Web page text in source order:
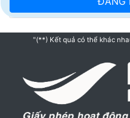
"(**) Kết quả có thể khác